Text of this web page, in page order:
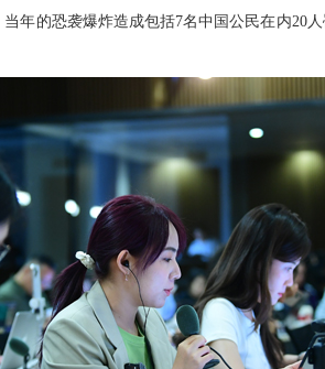
年的恐袭爆炸造成包括7名中国公民在内20